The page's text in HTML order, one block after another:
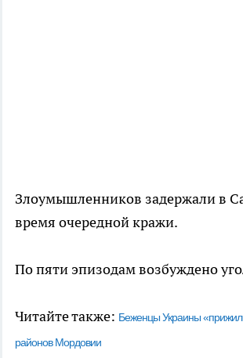
Злоумышленников задержали в
время очередной кражи.
По пяти эпизодам возбуждено
Читайте также: Беженцы Украины
районов Мордовии